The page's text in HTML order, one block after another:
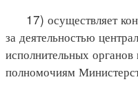
17) осуществляет
за деятельностью
исполнительных
полномочиям